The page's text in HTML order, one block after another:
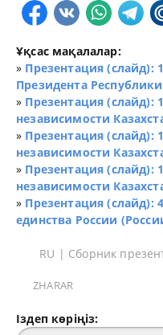
Ұқсас мақалалар:
» Презентация (слайд):
Президента
» Презентация (слайд):
независимости
» Презентация (слайд):
независимости
» Презентация (слайд):
независимости
» Презентация (слайд):
единства России
RU | Сборник
ZHARAR
Іздеп көріңіз: